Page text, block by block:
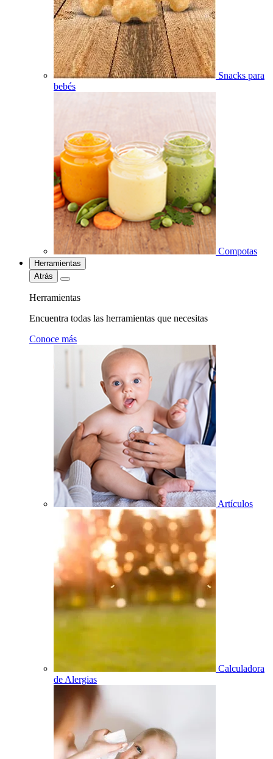
Snacks para
bebés
Compotas
Herramientas
Atrás
Herramientas
Encuentra todas las herramientas que necesitas
Conoce más
Artículos
Calculadora
de Alergias